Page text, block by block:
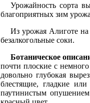
Урожайность сорта
благоприятных зим
Из урожая Алиготе
безалкогольные соки.
Ботаническое
почти плоские с
довольно глубокая
блестящие, гладкие
паутинистым